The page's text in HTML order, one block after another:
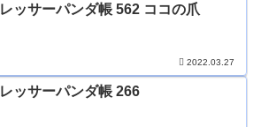
レッサーパンダ帳 562 ココの爪
2022.03.27
レッサーパンダ帳 266